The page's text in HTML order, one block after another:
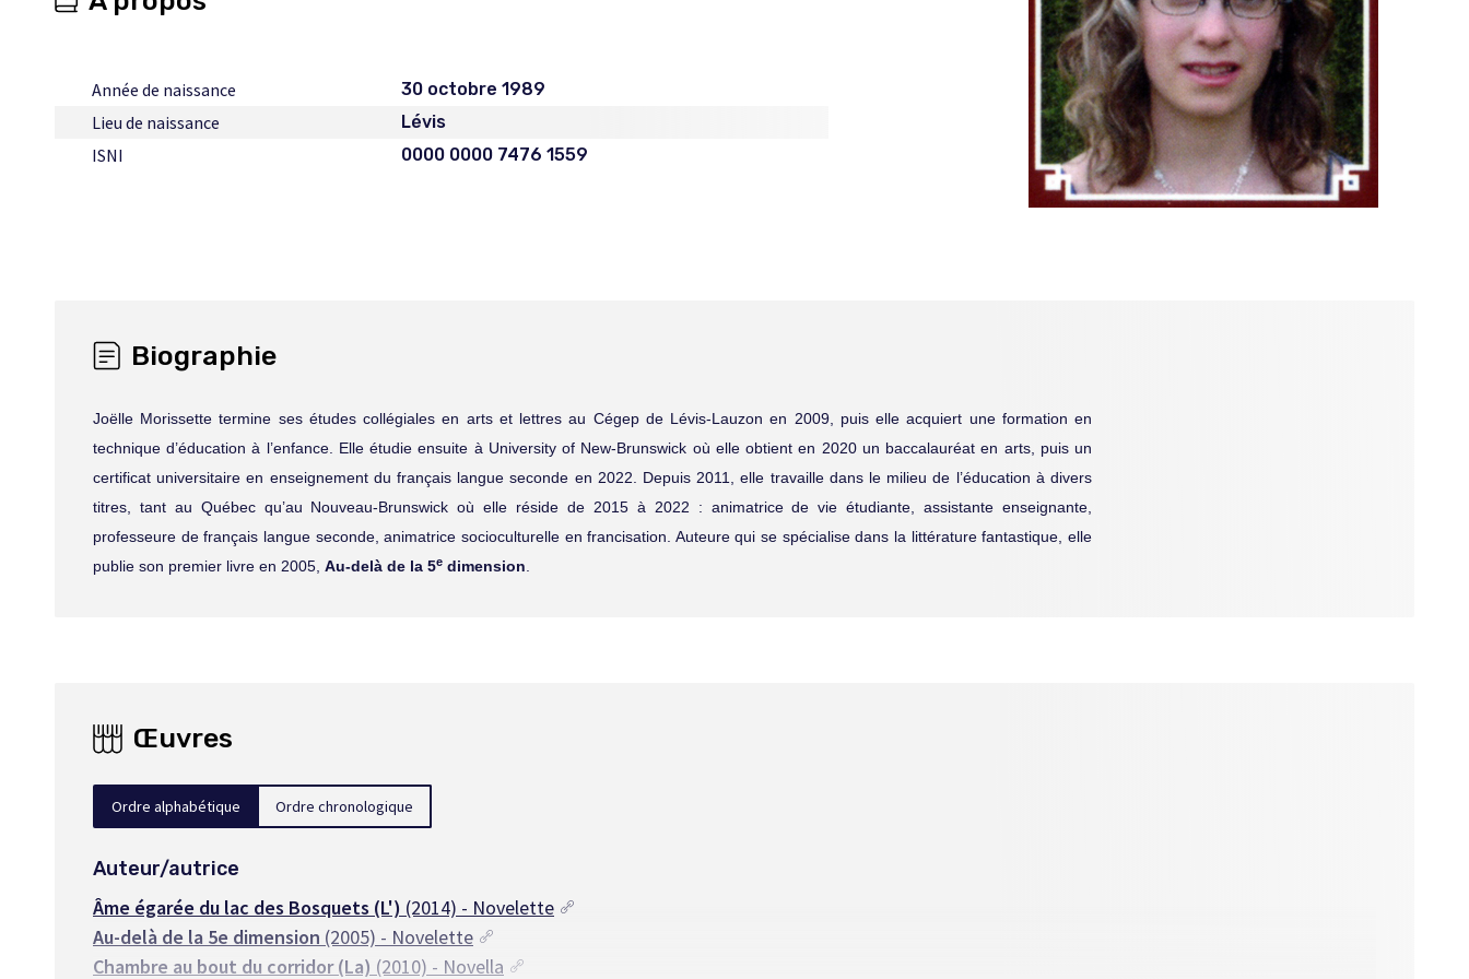
Année de naissance 30 octobre 1989
Lieu de naissance Lévis
ISNI 0000 0000 7476 1559
Biographie
Joëlle Morissette termine ses études collégiales en arts et lettres au Cégep de Lévis-Lauzon en 2009, puis elle acquiert une formation en
technique d’éducation à l’enfance. Elle étudie ensuite à University of New-Brunswick où elle obtient en 2020 un baccalauréat en arts, puis un
certificat universitaire en enseignement du français langue seconde en 2022. Depuis 2011, elle travaille dans le milieu de l’éducation à divers
titres, tant au Québec qu’au Nouveau-Brunswick où elle réside de 2015 à 2022 : animatrice de vie étudiante, assistante enseignante,
professeure de français langue seconde, animatrice socioculturelle en francisation. Auteure qui se spécialise dans la littérature fantastique, elle
publie son premier livre en 2005, Au-delà de la 5e dimension
Œuvres
Ordre alphabétique Ordre chronologique
Auteur/autrice
Âme égarée du lac des Bosquets (L') (2014) - Novelette
Au-delà de la 5e dimension (2005) - Novelette
Chambre au bout du corridor (La) (2010) - Novella